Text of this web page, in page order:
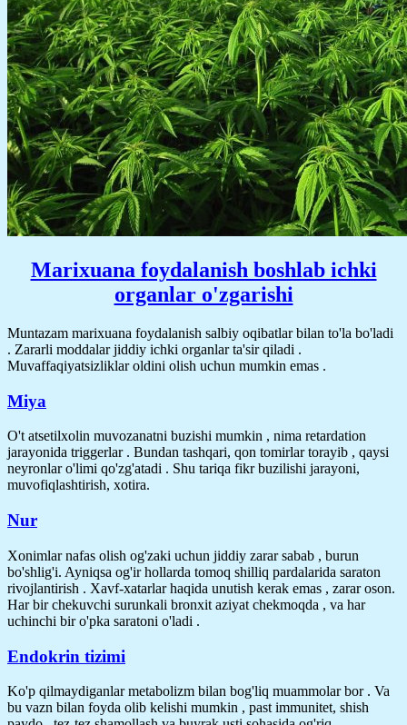
Marixuana foydalanish boshlab ichki
organlar o'zgarishi
Muntazam marixuana foydalanish salbiy oqibatlar bilan to'la bo'ladi
. Zararli moddalar jiddiy ichki organlar ta'sir qiladi .
Muvaffaqiyatsizliklar oldini olish uchun mumkin emas .
Miya
O't atsetilxolin muvozanatni buzishi mumkin , nima retardation
jarayonida triggerlar . Bundan tashqari, qon tomirlar torayib , qaysi
neyronlar o'limi qo'zg'atadi . Shu tariqa fikr buzilishi jarayoni,
muvofiqlashtirish, xotira.
Nur
Xonimlar nafas olish og'zaki uchun jiddiy zarar sabab , burun
bo'shlig'i. Ayniqsa og'ir hollarda tomoq shilliq pardalarida saraton
rivojlantirish . Xavf-xatarlar haqida unutish kerak emas , zarar oson.
Har bir chekuvchi surunkali bronxit aziyat chekmoqda , va har
uchinchi bir o'pka saratoni o'ladi .
Endokrin tizimi
Ko'p qilmaydiganlar metabolizm bilan bog'liq muammolar bor . Va
bu vazn bilan foyda olib kelishi mumkin , past immunitet, shish